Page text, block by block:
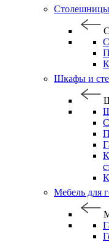
Столешницы
Шкафы и
Мебель для